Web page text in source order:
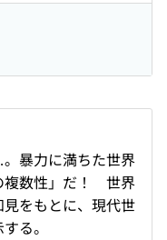
暴力に満ちた世界
複数性」だ！ 世界
をもとに、現代世
る。